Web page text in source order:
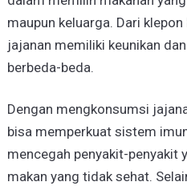
maupun keluarga. Dari
jajanan memiliki keunikan
berbeda-beda.
Dengan mengkonsumsi
bisa memperkuat sistem
mencegah penyakit-penyakit
makan yang tidak sehat.